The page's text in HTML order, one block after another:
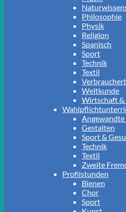
Philosophie
Physik
Religion
Spanisch
Sport
Technik
Textil
Weltkunde
Wirtschaft
Gestalten
Sport &
Technik
Textil
Zweite
Profilstunden
Bienen
Chor
Sport